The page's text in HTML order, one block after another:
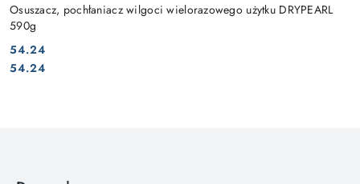
Osuszacz, pochłaniacz wilgoci wielorazowego użytku DRYPEARL
590g
Cena:
54.24
Cena:
54.24